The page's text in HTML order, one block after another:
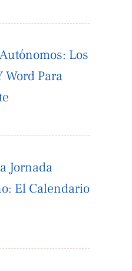
Los
Word Para
Jornada
El Calendario